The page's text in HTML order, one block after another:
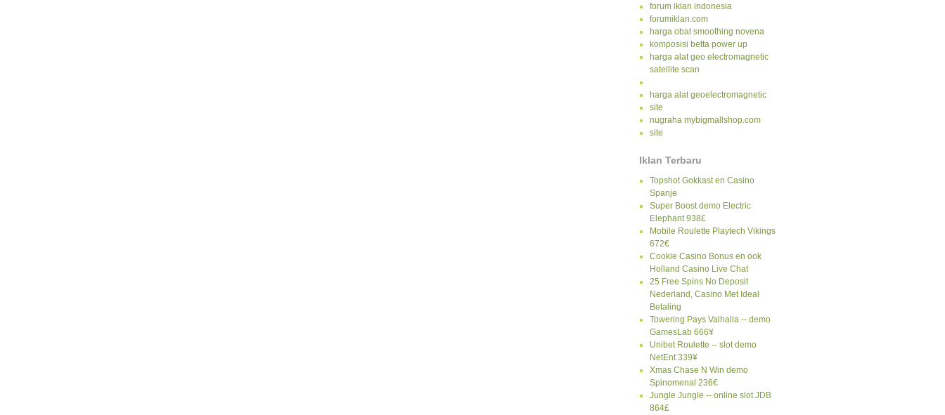
forum iklan indonesia
forumiklan.com
harga obat smoothing novena
komposisi betta power up
harga alat geo electromagnetic
satellite scan
harga alat geoelectromagnetic
site
nugraha mybigmallshop.com
site
Iklan Terbaru
Topshot Gokkast en Casino
Spanje
Super Boost demo Electric
Elephant 938£
Mobile Roulette Playtech Vikings
672€
Cookie Casino Bonus en ook
Holland Casino Live Chat
25 Free Spins No Deposit
Nederland, Casino Met Ideal
Betaling
Towering Pays Valhalla -- demo
GamesLab 666¥
Unibet Roulette -- slot demo
NetEnt 339¥
Xmas Chase N Win demo
Spinomenal 236€
Jungle Jungle -- online slot JDB
864£